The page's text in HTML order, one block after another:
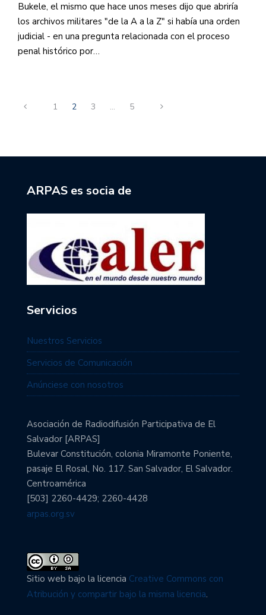
Bukele, el mismo que hace unos meses dijo que abriría
los archivos militares "de la A a la Z" si había una orden
judicial - en una pregunta relacionada con el proceso
penal histórico por…
1 2 3 … 5
ARPAS es socia de
Servicios
Nuestros Servicios
Servicios de Comunicación
Anúnciese con nosotros
Asociación de Radiodifusión Participativa de El
Salvador [ARPAS]
Bulevar Constitución, colonia Miramonte Poniente,
pasaje El Rosal, No. 117. San Salvador, El Salvador.
Centroamérica
[503] 2260-4429; 2260-4428
arpas.org.sv
Sitio web bajo la licencia Creative Commons con
Atribución y compartir bajo la misma licencia.